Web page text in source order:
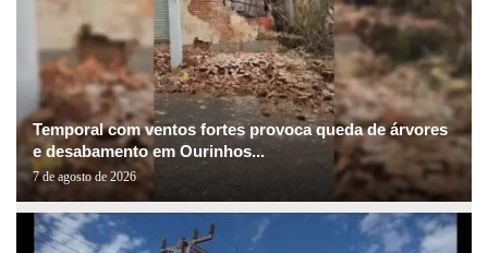
Temporal com ventos fortes provoca queda de árvores
e desabamento em Ourinhos...
7 de agosto de 2026